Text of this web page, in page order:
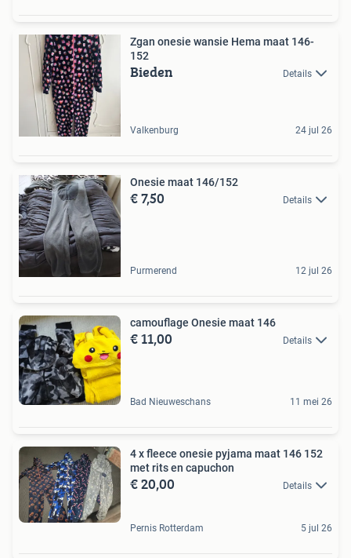
Zgan onesie wansie Hema maat 146-
152
Bieden Details
Valkenburg 24 jul 26
Onesie maat 146/152
€ 7,50 Details
Purmerend 12 jul 26
camouflage Onesie maat 146
€ 11,00 Details
Bad Nieuweschans 11 mei 26
4 x fleece onesie pyjama maat 146 152
met rits en capuchon
€ 20,00 Details
Pernis Rotterdam 5 jul 26